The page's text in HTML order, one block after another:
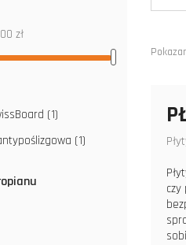
zł
(1)
(1)
czy